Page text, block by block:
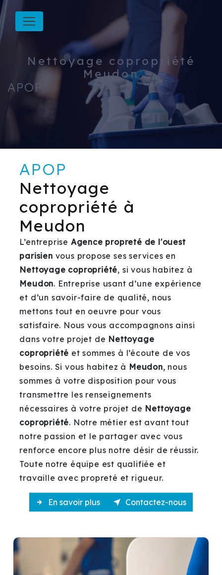
Nettoyage copropriété
Meudon
APOP
APOP
Nettoyage
copropriété à
Meudon
L’entreprise Agence propreté de l'ouest
parisien vous propose ses services en
Nettoyage copropriété, si vous habitez à
Meudon. Entreprise usant d’une expérience
et d’un savoir-faire de qualité, nous
mettons tout en oeuvre pour vous
satisfaire. Nous vous accompagnons ainsi
dans votre projet de Nettoyage
copropriété et sommes à l’écoute de vos
besoins. Si vous habitez à Meudon, nous
sommes à votre disposition pour vous
transmettre les renseignements
nécessaires à votre projet de Nettoyage
copropriété. Notre métier est avant tout
notre passion et le partager avec vous
renforce encore plus notre désir de réussir.
Toute notre équipe est qualifiée et
travaille avec propreté et rigueur.
En savoir plus Contactez-nous
Panneau de gestion des cookies